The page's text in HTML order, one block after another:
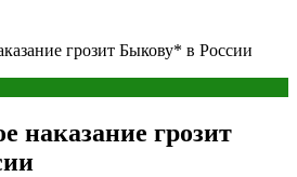
грозит Быкову* в России
наказание грозит